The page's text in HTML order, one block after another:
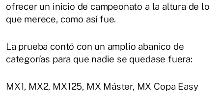
ofrecer un inicio de campeonato a la altura de lo
que merece, como así fue.
La prueba contó con un amplio abanico de
categorías para que nadie se quedase fuera:
MX1, MX2, MX125, MX Máster, MX Copa Easy